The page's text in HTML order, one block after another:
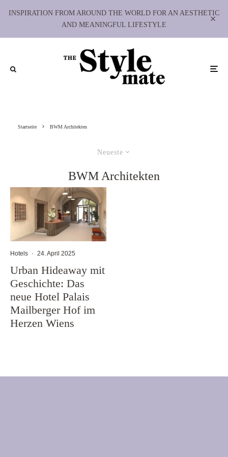
INSPIRATION FROM AROUND THE WORLD FOR AN AESTHETIC
AND MEANINGFUL LIFESTYLE
Startseite BWM Architekten
Neueste
BWM Architekten
Hotels · 24. April 2025
Urban Hideaway mit
Geschichte: Das
neue Hotel Palais
Mailberger Hof im
Herzen Wiens